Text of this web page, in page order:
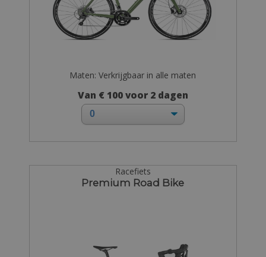
Maten: Verkrijgbaar in alle maten
Van € 100 voor 2 dagen
Racefiets
Premium Road Bike